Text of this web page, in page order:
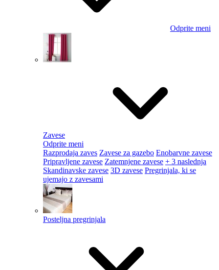
Odprite meni
Zavese
Odprite meni
Razprodaja zaves Zavese za gazebo Enobarvne zavese
Pripravljene zavese Zatemnjene zavese + 3 naslednja
Skandinavske zavese 3D zavese Pregrinjala, ki se
ujemajo z zavesami
Posteljna pregrinjala